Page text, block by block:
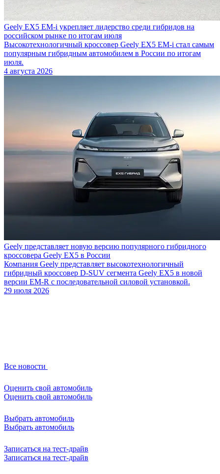
Geely EX5 EM-i укрепляет лидерство среди гибридов на
российском рынке по итогам июля
Высокотехнологичный кроссовер Geely EX5 EM-i стал самым
популярным гибридным автомобилем в России по итогам
июля.
4 августа 2026
Geely представляет новую версию популярного гибридного
кроссовера Geely EX5 в России
Компания Geely представляет высокотехнологичный
гибридный кроссовер D-SUV сегмента Geely EX5 в новой
версии EM-R с последовательной силовой установкой.
29 июля 2026
Все новости
Оценить свой автомобиль
Оценить свой автомобиль
Выбрать автомобиль
Выбрать автомобиль
Записаться на тест-драйв
Записаться на тест-драйв